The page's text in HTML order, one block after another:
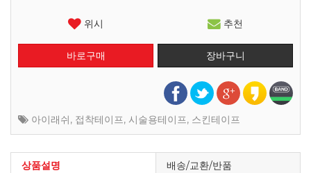
위시 추천
아이래쉬, 접착테이프, 시술용테이프, 스킨테이프
상품설명 배송/교환/반품